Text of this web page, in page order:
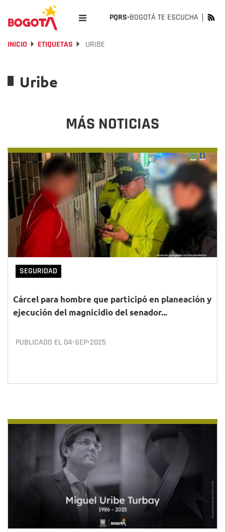
PQRS-BOGOTÁ TE ESCUCHA
INICIO ETIQUETAS URIBE
Uribe
MÁS NOTICIAS
SEGURIDAD
Cárcel para hombre que participó en planeación y
ejecución del magnicidio del senador...
PUBLICADO EL 04•SEP•2025